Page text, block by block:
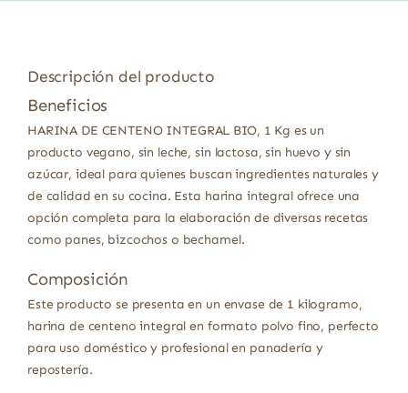
Descripción del producto
Beneficios
HARINA DE CENTENO INTEGRAL BIO, 1 Kg es un
producto vegano, sin leche, sin lactosa, sin huevo y sin
azúcar, ideal para quienes buscan ingredientes naturales y
de calidad en su cocina. Esta harina integral ofrece una
opción completa para la elaboración de diversas recetas
como panes, bizcochos o bechamel.
Composición
Este producto se presenta en un envase de 1 kilogramo,
harina de centeno integral en formato polvo fino, perfecto
para uso doméstico y profesional en panadería y
repostería.